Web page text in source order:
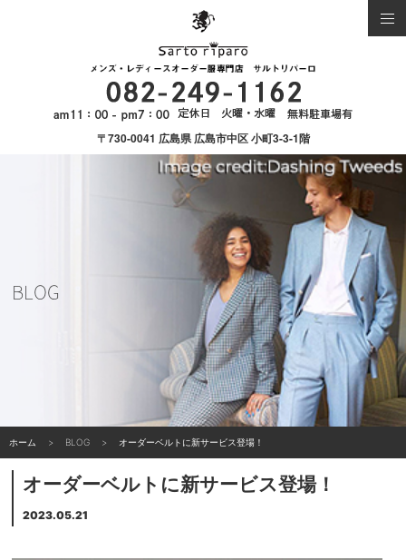
〒730-0041 広島県 広島市中区 小町3-3-1階
BLOG
ホーム BLOG オーダーベルトに新サービス登場！
オーダーベルトに新サービス登場！
2023.05.21